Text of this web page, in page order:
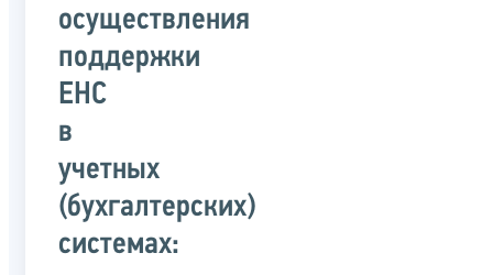
осуществления
поддержки
ЕНС
в
учетных
(бухгалтерских)
системах: